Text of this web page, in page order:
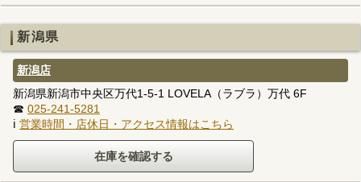
新潟県
新潟店
新潟県新潟市中央区万代1-5-1 LOVELA（ラブラ）万代 6F
☎ 025-241-5281
ℹ 営業時間・店休日・アクセス情報はこちら